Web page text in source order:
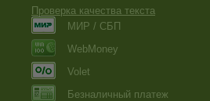
Проверка качества текста
МИР / СБП
WebMoney
Volet
Безналичный платеж